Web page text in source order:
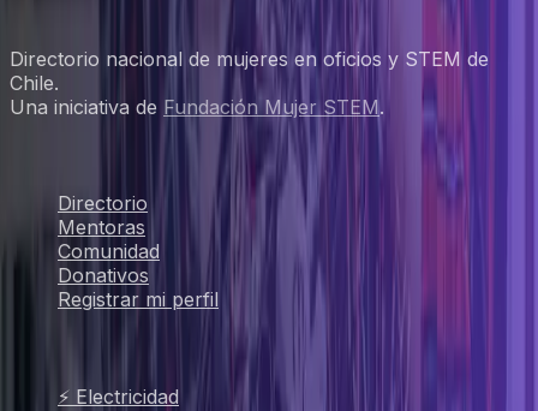
Directorio nacional de mujeres en oficios y STEM de
Chile.
Una iniciativa de Fundación Mujer STEM.
Directorio
Mentoras
Comunidad
Donativos
Registrar mi perfil
⚡ Electricidad